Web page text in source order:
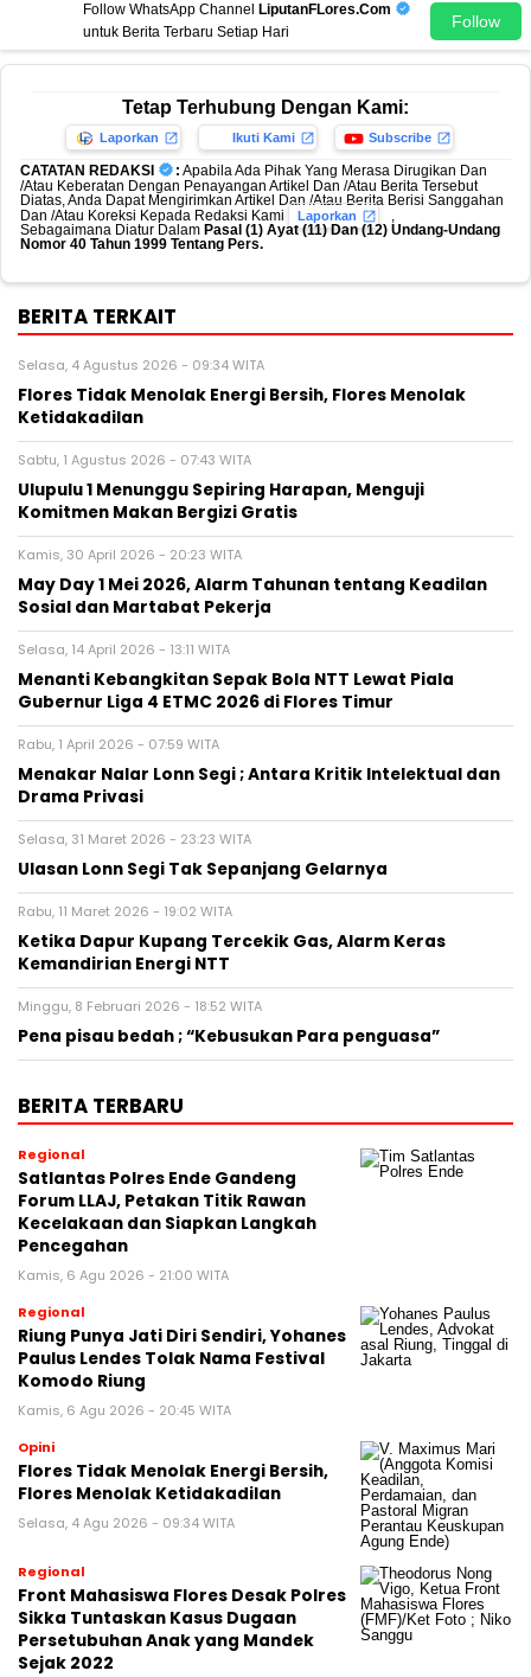
Follow WhatsApp Channel
LiputanFLores.Com
untuk Berita Terbaru Setiap Hari
Follow
Tetap Terhubung Dengan Kami:
Laporkan Ikuti Kami Subscribe
CATATAN REDAKSI : Apabila Ada Pihak Yang Merasa Dirugikan Dan
/Atau Keberatan Dengan Penayangan Artikel Dan /Atau Berita Tersebut
Diatas, Anda Dapat Mengirimkan Artikel Dan /Atau Berita Berisi Sanggahan
Dan /Atau Koreksi Kepada Redaksi Kami
Laporkan
,
Sebagaimana Diatur Dalam Pasal (1) Ayat (11) Dan (12) Undang-Undang
Nomor 40 Tahun 1999 Tentang Pers.
BERITA TERKAIT
Selasa, 4 Agustus 2026 - 09:34 WITA
Flores Tidak Menolak Energi Bersih, Flores Menolak
Ketidakadilan
Sabtu, 1 Agustus 2026 - 07:43 WITA
Ulupulu 1 Menunggu Sepiring Harapan, Menguji
Komitmen Makan Bergizi Gratis
Kamis, 30 April 2026 - 20:23 WITA
May Day 1 Mei 2026, Alarm Tahunan tentang Keadilan
Sosial dan Martabat Pekerja
Selasa, 14 April 2026 - 13:11 WITA
Menanti Kebangkitan Sepak Bola NTT Lewat Piala
Gubernur Liga 4 ETMC 2026 di Flores Timur
Rabu, 1 April 2026 - 07:59 WITA
Menakar Nalar Lonn Segi ; Antara Kritik Intelektual dan
Drama Privasi
Selasa, 31 Maret 2026 - 23:23 WITA
Ulasan Lonn Segi Tak Sepanjang Gelarnya
Rabu, 11 Maret 2026 - 19:02 WITA
Ketika Dapur Kupang Tercekik Gas, Alarm Keras
Kemandirian Energi NTT
Minggu, 8 Februari 2026 - 18:52 WITA
Pena pisau bedah ; “Kebusukan Para penguasa”
BERITA TERBARU
Regional
Satlantas Polres Ende Gandeng
Forum LLAJ, Petakan Titik Rawan
Kecelakaan dan Siapkan Langkah
Pencegahan
Kamis, 6 Agu 2026 - 21:00 WITA
Regional
Riung Punya Jati Diri Sendiri, Yohanes
Paulus Lendes Tolak Nama Festival
Komodo Riung
Kamis, 6 Agu 2026 - 20:45 WITA
Opini
Flores Tidak Menolak Energi Bersih,
Flores Menolak Ketidakadilan
Selasa, 4 Agu 2026 - 09:34 WITA
Regional
Front Mahasiswa Flores Desak Polres
Sikka Tuntaskan Kasus Dugaan
Persetubuhan Anak yang Mandek
Sejak 2022